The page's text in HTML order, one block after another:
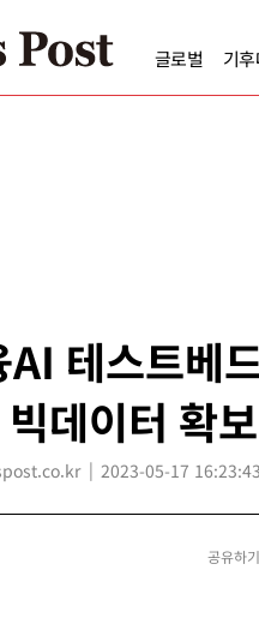
글로벌 기
테스트베
데이터 확
2023-05-17 16:23:43
공유하기